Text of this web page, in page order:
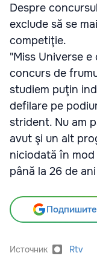
Despre
exclude să se
competiţie.
"Miss Universe
concurs de
studiem puţin
defilare pe
strident. Nu am
avut şi un alt
niciodată în
până la 26 de
Источник Rtv